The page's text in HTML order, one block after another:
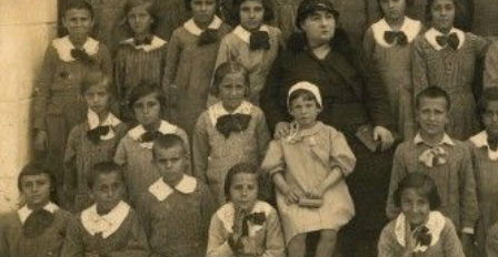
Editii anterioare
Panorame
2. Finantatori